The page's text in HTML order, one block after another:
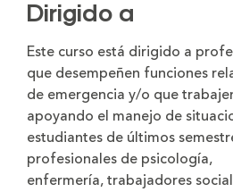
Dirigido a
Este curso está dirigido a
que desempeñen funciones
de emergencia y/o que
apoyando el manejo de
estudiantes de últimos
profesionales de psicología,
enfermería, trabajadores